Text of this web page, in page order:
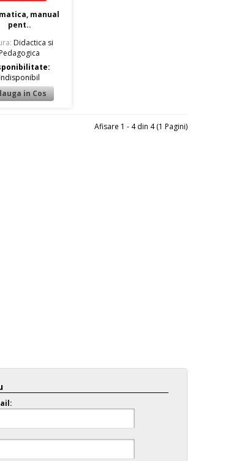
manual
pent..
Didactica si
Pedagogica
Afisare 1 - 4 din 4 (1 Pagini)